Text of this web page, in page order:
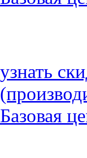
узнать
Базовая